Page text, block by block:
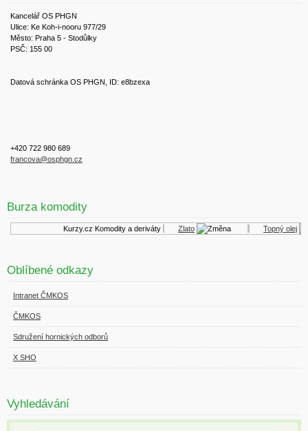
Kancelář OS PHGN
Ulice: Ke Koh-i-nooru 977/29
Město: Praha 5 - Stodůlky
PSČ: 155 00
Datová schránka OS PHGN, ID: e8bzexa
+420 722 980 689
francova@osphgn.cz
Burza komodity
Kurzy.cz Komodity a deriváty Zlato Topný olej
Oblíbené odkazy
Intranet ČMKOS
ČMKOS
Sdružení hornických odborů
X SHO
Vyhledávání